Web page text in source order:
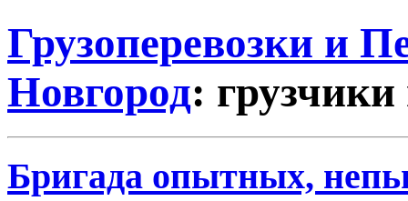
Грузоперевозки и
Новгород: грузчики
Бригада опытных,